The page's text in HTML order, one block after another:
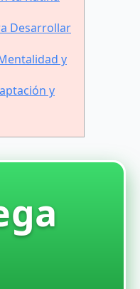
Desarrollar
y
y